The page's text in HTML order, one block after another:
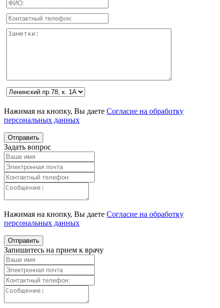
Нажимая на кнопку, Вы даете Согласие на обработку
персональных данных
Задать вопрос
Нажимая на кнопку, Вы даете Согласие на обработку
персональных данных
Запишитесь на прием к врачу